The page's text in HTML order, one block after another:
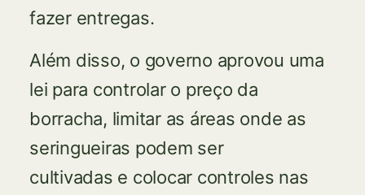
fazer entregas.
Além disso, o governo aprovou uma
lei para controlar o preço da
borracha, limitar as áreas onde as
seringueiras podem ser
cultivadas e colocar controles nas